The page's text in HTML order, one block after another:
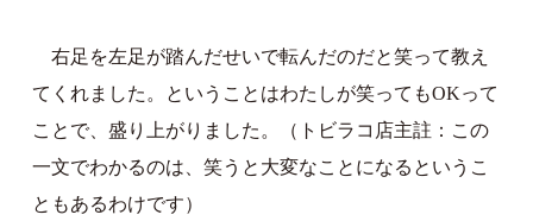
右足を左足が踏んだせいで転んだのだと笑って教え
てくれました。ということはわたしが笑ってもOKって
ことで、盛り上がりました。（トビラコ店主註：この
一文でわかるのは、笑うと大変なことになるというこ
ともあるわけです）